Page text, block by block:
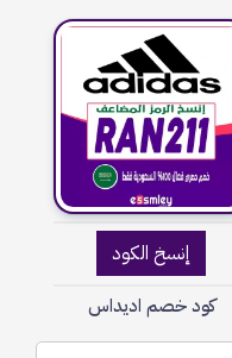
إنسخ الكود
كود خصم اديداس